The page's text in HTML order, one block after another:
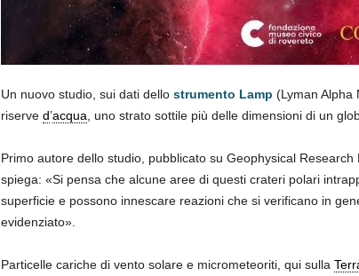
Un nuovo studio, sui dati dello strumento Lamp (Lyman Alpha
riserve d’acqua , uno strato sottile più delle dimensioni di un
Primo autore dello studio, pubblicato su Geophysical
spiega: «Si pensa che alcune aree di questi crateri polari
superficie e possono innescare reazioni che si verificano in
evidenziato».
Particelle cariche di vento solare e micrometeoriti, qui sulla